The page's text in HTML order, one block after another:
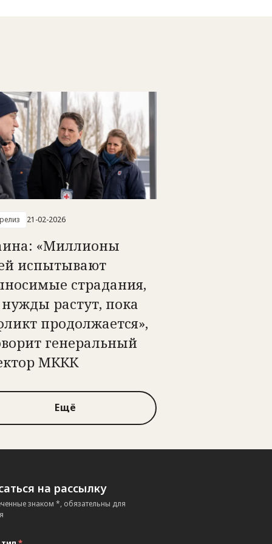
21-02-2026
«Миллионы
испытывают
страдания,
растут, пока
продолжается»,
генеральный
МККК
Ещё
на рассылку
знаком *, обязательны для